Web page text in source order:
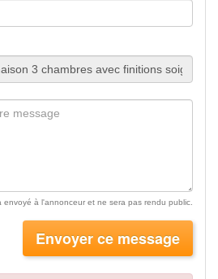
envoyé à l'annonceur et ne sera pas rendu public.
Envoyer ce message